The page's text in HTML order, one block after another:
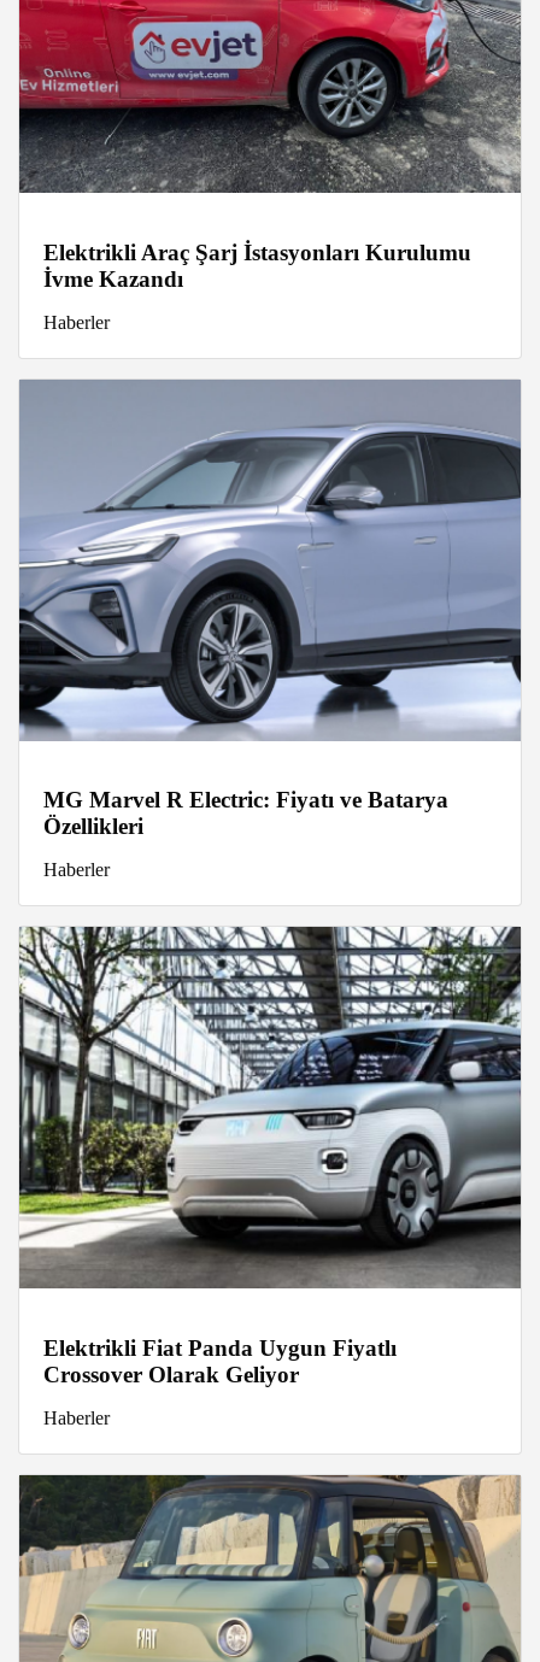
Elektrikli Araç Şarj İstasyonları Kurulumu
İvme Kazandı
Haberler
MG Marvel R Electric: Fiyatı ve Batarya
Özellikleri
Haberler
Elektrikli Fiat Panda Uygun Fiyatlı
Crossover Olarak Geliyor
Haberler